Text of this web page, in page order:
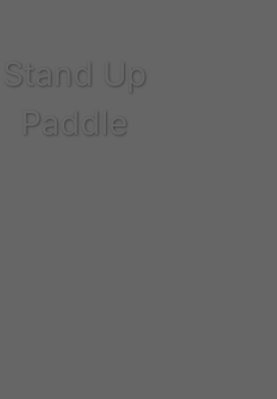
Stand Up
Paddle